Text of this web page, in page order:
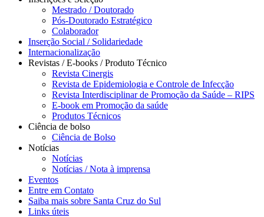
Mestrado / Doutorado
Pós-Doutorado Estratégico
Colaborador
Inserção Social / Solidariedade
Internacionalização
Revistas / E-books / Produto Técnico
Revista Cinergis
Revista de Epidemiologia e Controle de Infecção
Revista Interdisciplinar de Promoção da Saúde – RIPS
E-book em Promoção da saúde
Produtos Técnicos
Ciência de bolso
Ciência de Bolso
Notícias
Notícias
Notícias / Nota à imprensa
Eventos
Entre em Contato
Saiba mais sobre Santa Cruz do Sul
Links úteis